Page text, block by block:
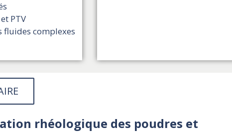
PTV
fluides complexes
rhéologique des poudres et